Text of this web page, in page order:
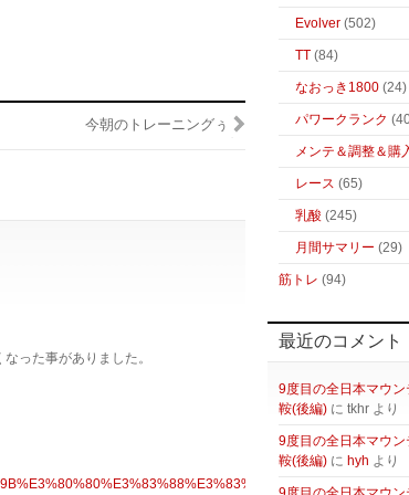
今朝のトレーニングぅ
った事がありました。
Evolver (502)
TT (84)
なおっき1800 (24)
パワークランク
メンテ＆調整＆購
レース (65)
乳酸 (245)
月間サマリー (29)
筋トレ (94)
最近のコメント
9度目の全日本マウ
鞍(後編) に tkhr より
9度目の全日本マウ
鞍(後編) に hyh より